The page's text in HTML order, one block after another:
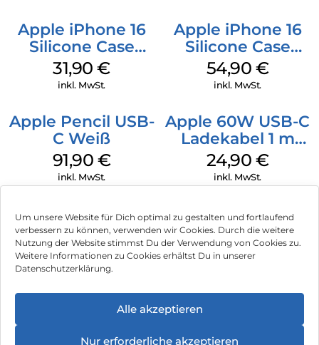
Um unsere Website für Dich optimal zu gestalten und fortlaufend
verbessern zu können, verwenden wir Cookies. Durch die weitere
Nutzung der Website stimmst Du der Verwendung von Cookies zu.
Weitere Informationen zu Cookies erhältst Du in unserer
Datenschutzerklärung.
Alle akzeptieren
Nur erforderliche akzeptieren
Apple iPhone 16
Silicone Case
MagSafe Fuchsia
31,90€
inkl. MwSt.
Apple iPhone 16
Silicone Case
MagSafe Black
54,90 €
inkl. MwSt.
Apple Pencil USB-
C Weiß
91,90 €
inkl. MwSt.
Apple 60W USB-C
Ladekabel 1 m
Weiß
24,90 €
inkl. MwSt.
Impressum